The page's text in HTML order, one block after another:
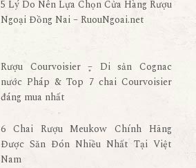
5 Lý Do Nên Lựa Chọn Cửa Hàng Rượu
Ngoại Đồng Nai – RuouNgoai.net
Rượu Courvoisier – Di sản Cognac
nước Pháp & Top 7 chai Courvoisier
đáng mua nhất
6 Chai Rượu Meukow Chính Hãng
Được Săn Đón Nhiều Nhất Tại Việt
Nam